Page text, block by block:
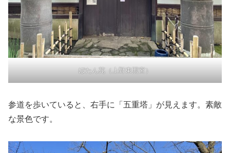
ぼたん苑（上野東照宮）
参道を歩いていると、右手に「五重塔」が見えます。素敵
な景色です。